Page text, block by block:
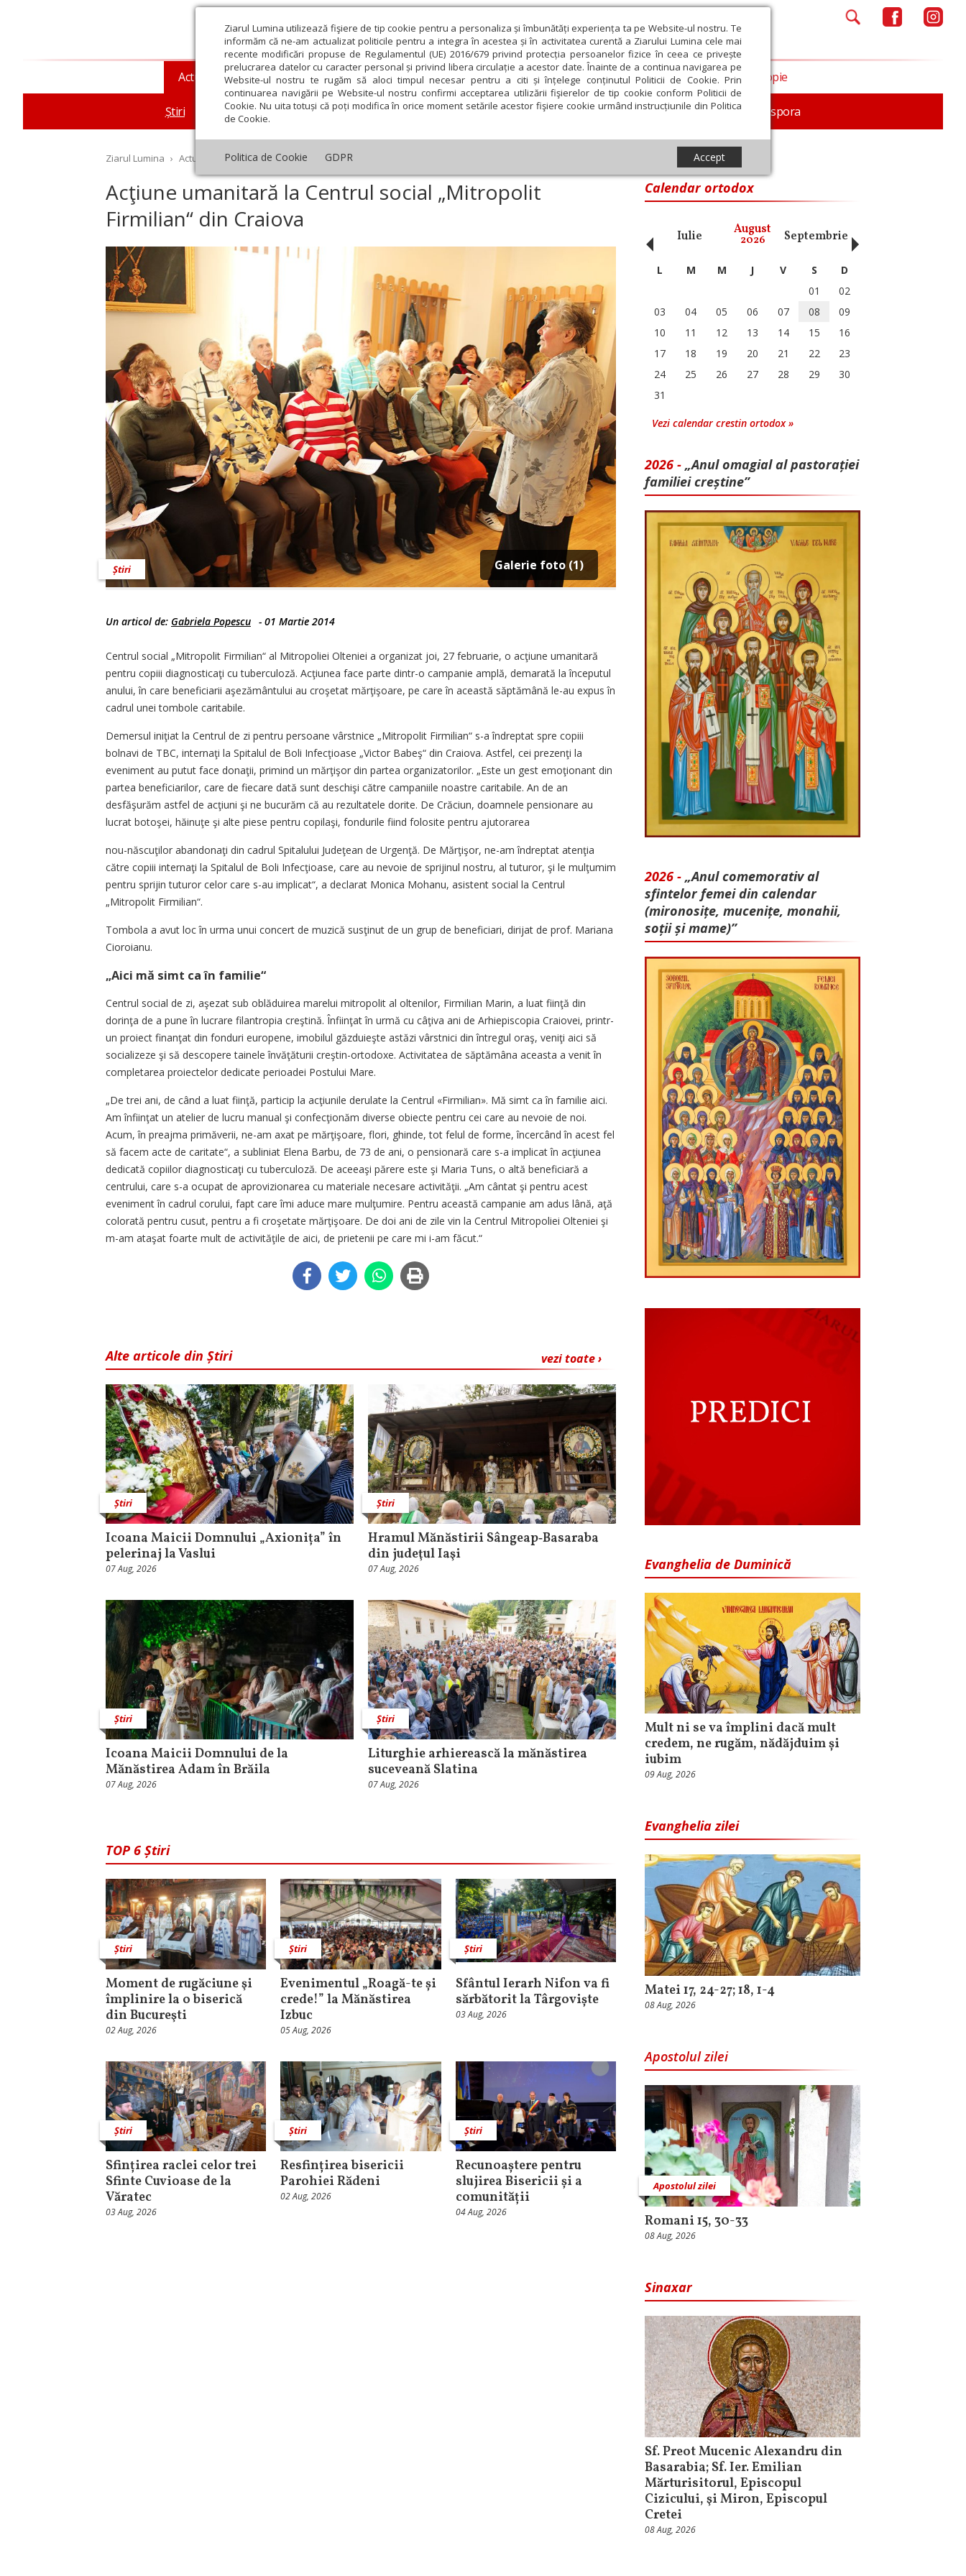
Ziarul Lumina utilizează fişiere de tip cookie pentru a personaliza și îmbunătăți experiența ta pe Website-ul nostru. Te
informăm că ne-am actualizat politicile pentru a integra în acestea și în activitatea curentă a Ziarului Lumina cele mai
recente modificări propuse de Regulamentul (UE) 2016/679 privind protecția persoanelor fizice în ceea ce privește
prelucrarea datelor cu caracter personal și privind libera circulație a acestor date. Înainte de a continua navigarea pe
Website-ul nostru te rugăm să aloci timpul necesar pentru a citi și înțelege conținutul Politicii de Cookie. Prin
continuarea navigării pe Website-ul nostru confirmi acceptarea utilizării fişierelor de tip cookie conform Politicii de
Cookie. Nu uita totuși că poți modifica în orice moment setările acestor fişiere cookie urmând instrucțiunile din Politica
de Cookie.
Politica de Cookie GDPR Accept
Actualitate religioasă
Știri Mesaje și cuvântări An omagial Comunicate de presă Documentar In memoriam Diaspora
Teologie și spiritualitate Educaţie și Cultură Societate Opinii Filantropie
Ziarul Lumina › Actualitate religioasă › Știri › Acţiune umanitară la Centrul social „Mitropolit Firmilian“ din Craiova
Acţiune umanitară la Centrul social „Mitropolit
Firmilian“ din Craiova
Galerie foto (1)
Știri
Un articol de: Gabriela Popescu - 01 Martie 2014
Centrul social „Mitropolit Firmilian“ al Mitropoliei Olteniei a organizat joi, 27 februarie, o acţiune umanitară
pentru copiii diagnosticaţi cu tuberculoză. Acţiunea face parte dintr-o campanie amplă, demarată la începutul
anului, în care beneficiarii aşezământului au croşetat mărţişoare, pe care în această săptămână le-au expus în
cadrul unei tombole caritabile.
Demersul iniţiat la Centrul de zi pentru persoane vârstnice „Mitropolit Firmilian“ s-a îndreptat spre copiii
bolnavi de TBC, internaţi la Spitalul de Boli Infecţioase „Victor Babeş“ din Craiova. Astfel, cei prezenţi la
eveniment au putut face donaţii, primind un mărţişor din partea organizatorilor. „Este un gest emoţionant din
partea beneficiarilor, care de fiecare dată sunt deschişi către campaniile noastre caritabile. An de an
desfăşurăm astfel de acţiuni şi ne bucurăm că au rezultatele dorite. De Crăciun, doamnele pensionare au
lucrat botoşei, hăinuţe şi alte piese pentru copilaşi, fondurile fiind folosite pentru ajutorarea
nou-născuţilor abandonaţi din cadrul Spitalului Judeţean de Urgenţă. De Mărţişor, ne-am îndreptat atenţia
către copiii internaţi la Spitalul de Boli Infecţioase, care au nevoie de sprijinul nostru, al tuturor, şi le mulţumim
pentru sprijin tuturor celor care s-au implicat“, a declarat Monica Mohanu, asistent social la Centrul
„Mitropolit Firmilian“.
Tombola a avut loc în urma unui concert de muzică susţinut de un grup de beneficiari, dirijat de prof. Mariana
Cioroianu.
„Aici mă simt ca în familie“
Centrul social de zi, aşezat sub oblăduirea marelui mitropolit al oltenilor, Firmilian Marin, a luat fiinţă din
dorinţa de a pune în lucrare filantropia creştină. Înfiinţat în urmă cu câţiva ani de Arhiepiscopia Craiovei, printr-
un proiect finanţat din fonduri europene, imobilul găzduieşte astăzi vârstnici din întregul oraş, veniţi aici să
socializeze şi să descopere tainele învăţăturii creştin-ortodoxe. Activitatea de săptămâna aceasta a venit în
completarea proiectelor dedicate perioadei Postului Mare.
„De trei ani, de când a luat fiinţă, particip la acţiunile derulate la Centrul «Firmilian». Mă simt ca în familie aici.
Am înfiinţat un atelier de lucru manual şi confecţionăm diverse obiecte pentru cei care au nevoie de noi.
Acum, în preajma primăverii, ne-am axat pe mărţişoare, flori, ghinde, tot felul de forme, încercând în acest fel
să facem acte de caritate“, a subliniat Elena Barbu, de 73 de ani, o pensionară care s-a implicat în acţiunea
dedicată copiilor diagnosticaţi cu tuberculoză. De aceeaşi părere este şi Maria Tuns, o altă beneficiară a
centrului, care s-a ocupat de aprovizionarea cu materiale necesare activităţii. „Am cântat şi pentru acest
eveniment în cadrul corului, fapt care îmi aduce mare mulţumire. Pentru această campanie am adus lână, aţă
colorată pentru cusut, pentru a fi croşetate mărţişoare. De doi ani de zile vin la Centrul Mitropoliei Olteniei şi
m-am ataşat foarte mult de activităţile de aici, de prietenii pe care mi i-am făcut.“
vezi toate ›
Alte articole din Știri
Știri
Icoana Maicii Domnului „Axionița” în
pelerinaj la Vaslui
07 Aug, 2026
Știri
Hramul Mănăstirii Sângeap‑Basaraba
din judeţul Iaşi
07 Aug, 2026
Știri
Icoana Maicii Domnului de la
Mănăstirea Adam în Brăila
07 Aug, 2026
Știri
Liturghie arhierească la mănăstirea
suceveană Slatina
07 Aug, 2026
TOP 6 Știri
Știri
Moment de rugăciune şi
împlinire la o biserică
din Bucureşti
02 Aug, 2026
Știri
Evenimentul „Roagă-te și
crede!” la Mănăstirea
Izbuc
05 Aug, 2026
Știri
Sfântul Ierarh Nifon va fi
sărbătorit la Târgoviște
03 Aug, 2026
Știri
Sfințirea raclei celor trei
Sfinte Cuvioase de la
Văratec
03 Aug, 2026
Știri
Resfințirea bisericii
Parohiei Rădeni
02 Aug, 2026
Știri
Recunoaștere pentru
slujirea Bisericii și a
comunității
04 Aug, 2026
Calendar ortodox
Iulie August
2026 Septembrie Octombrie
‹ L M M J V S
D
01
02
03
04 05 06 07 08
09
10
11 12 13 14 15
16
17
18 19 20 21 22
23
24
25 26 27 28 29
30
31
Vezi calendar crestin ortodox »
2026 - „Anul omagial al pastorației
familiei creștine”
2026 - „Anul comemorativ al
sfintelor femei din calendar
(mironosițe, mu­cenițe, monahii,
soții și mame)”
Evanghelia de Duminică
Mult ni se va împlini dacă mult
credem, ne rugăm, nădăjduim și
iubim
09 Aug, 2026
Evanghelia zilei
Matei 17, 24-27; 18, 1-4
08 Aug, 2026
Apostolul zilei
Apostolul zilei
Romani 15, 30-33
08 Aug, 2026
Sinaxar
Sf. Preot Mucenic Alexandru din
Basarabia; Sf. Ier. Emilian
Mărturisitorul, Episcopul
Cizicului, şi Miron, Episcopul
Cretei
08 Aug, 2026